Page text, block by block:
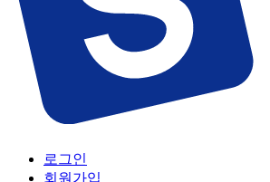
로그인
회원가입